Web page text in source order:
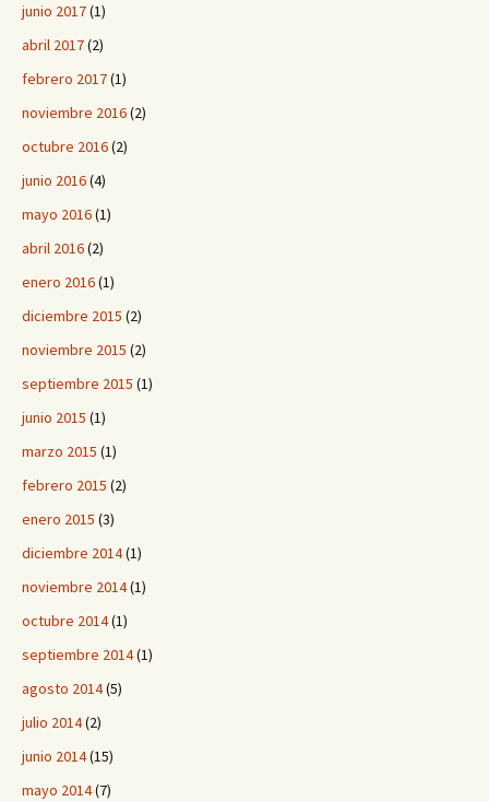
junio 2017(1)
abril 2017(2)
febrero 2017(1)
noviembre 2016(2)
octubre 2016(2)
junio 2016(4)
mayo 2016(1)
abril 2016(2)
enero 2016(1)
diciembre 2015 (2)
noviembre 2015 (2)
septiembre 2015 (1)
junio 2015 (1)
marzo 2015 (1)
febrero 2015 (2)
enero 2015 (3)
diciembre 2014(1)
noviembre 2014(1)
octubre 2014(1)
septiembre 2014(1)
agosto 2014(5)
julio 2014(2)
junio 2014(15)
mayo 2014(7)